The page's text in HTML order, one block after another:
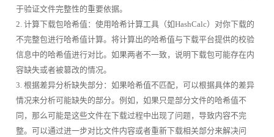
于验证文件完整性的重要依据。
2. 计算下载包哈希值：使用哈希计算工具（如HashCalc）对你下载的
不完整包进行哈希值计算。将计算出的哈希值与下载平台提供的校验
信息中的哈希值进行对比。如果两者不一致，说明下载包可能存在内
容缺失或者被篡改的情况。
3. 根据差异分析缺失部分：如果哈希值不匹配，可以根据具体的差异
情况来分析可能缺失的部分。例如，如果只是部分文件的哈希值不
同，那么可能是这些文件在下载过程中出现了问题，导致内容不完
整。可以通过进一步对比文件内容或者重新下载相关部分来解决问